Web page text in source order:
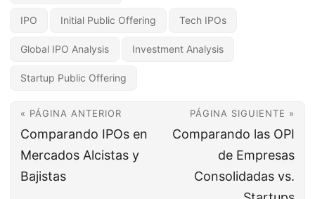
IPO Initial Public Offering Tech IPOs
Global IPO Analysis Investment Analysis
Startup Public Offering
« PÁGINA ANTERIOR
Comparando IPOs en
Mercados Alcistas y
Bajistas
PÁGINA SIGUIENTE »
Comparando las OPI
de Empresas
Consolidadas vs.